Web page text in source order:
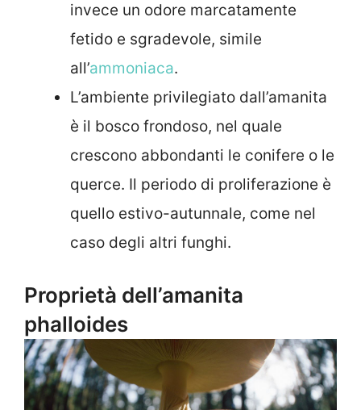
invece un odore marcatamente
fetido e sgradevole, simile
all’ammoniaca.
L’ambiente privilegiato dall’amanita
è il bosco frondoso, nel quale
crescono abbondanti le conifere o le
querce. Il periodo di proliferazione è
quello estivo-autunnale, come nel
caso degli altri funghi.
Proprietà dell’amanita
phalloides